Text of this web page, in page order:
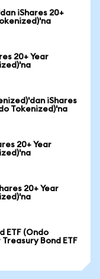
iShares 20+
20+ Year
iShares
Tokenized)'na
20+ Year
20+ Year
ETF (Ondo
Bond ETF